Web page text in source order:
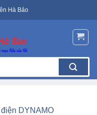
Hà Bảo
DYNAMO